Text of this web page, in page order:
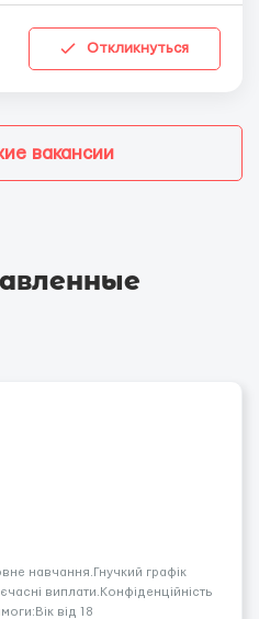
Откликнуться
вакансии
навчання.Гнучкий графік
виплати.Конфіденційність
від 18